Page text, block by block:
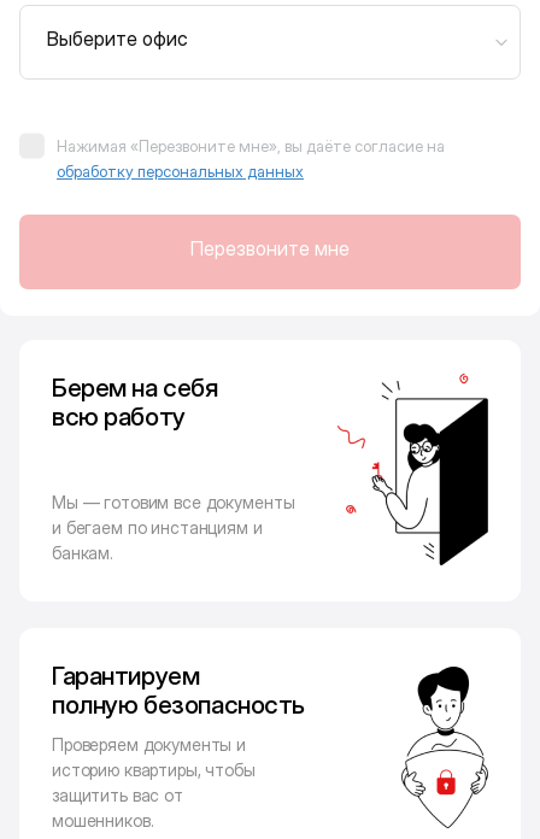
Выберите офис
Нажимая «Перезвоните мне», вы даёте согласие на
обработку персональных данных
Перезвоните мне
Берем на себя
всю работу
Мы — готовим все документы
и бегаем по инстанциям и
банкам.
Гарантируем
полную безопасность
Проверяем документы и
историю квартиры, чтобы
защитить вас от
мошенников.